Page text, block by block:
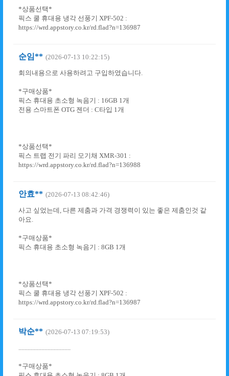
*상품선택*
픽스 쿨 휴대용 냉각 선풍기 XPF-502 :
https://wrd.appstory.co.kr/rd.flad?n=136987
순임** (2026-07-13 10:22:15)
회의내용으로 사용하려고 구입하였습니다.
*구매상품*
픽스 휴대용 초소형 녹음기 : 16GB 1개
전용 스마트폰 OTG 젠더 : C타입 1개
*상품선택*
픽스 트랩 전기 파리 모기채 XMR-301 :
https://wrd.appstory.co.kr/rd.flad?n=136988
안효** (2026-07-13 08:42:46)
사고 싶었는데, 다른 제춤과 가격 경쟁력이 있는 좋은 제춤인것 같
아요.
*구매상품*
픽스 휴대용 초소형 녹음기 : 8GB 1개
*상품선택*
픽스 쿨 휴대용 냉각 선풍기 XPF-502 :
https://wrd.appstory.co.kr/rd.flad?n=136987
박순** (2026-07-13 07:19:53)
..................................
*구매상품*